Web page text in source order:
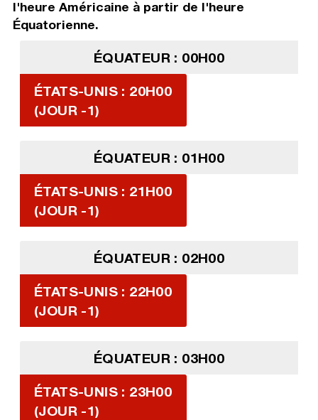
l'heure Américaine à partir de l'heure
Équatorienne.
ÉQUATEUR : 00H00
ÉTATS-UNIS : 20H00
(JOUR -1)
ÉQUATEUR : 01H00
ÉTATS-UNIS : 21H00
(JOUR -1)
ÉQUATEUR : 02H00
ÉTATS-UNIS : 22H00
(JOUR -1)
ÉQUATEUR : 03H00
ÉTATS-UNIS : 23H00
(JOUR -1)